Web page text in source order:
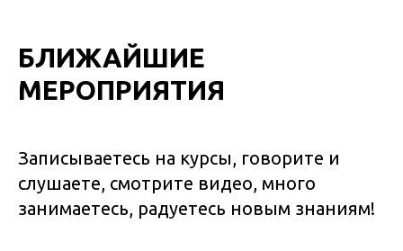
БЛИЖАЙШИЕ
МЕРОПРИЯТИЯ
Записываетесь на курсы, говорите и
слушаете, смотрите видео, много
занимаетесь, радуетесь новым знаниям!